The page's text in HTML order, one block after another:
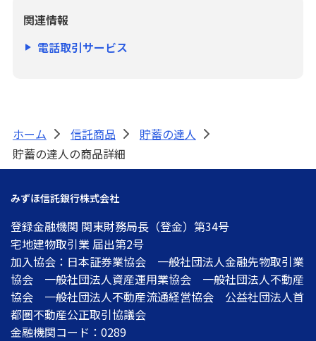
関連情報
電話取引サービス
ホーム > 信託商品 > 貯蓄の達人
>
貯蓄の達人の商品詳細
みずほ信託銀行株式会社
登録金融機関 関東財務局長（登金）第34号
宅地建物取引業 届出第2号
加入協会：日本証券業協会 一般社団法人金融先物取引業
協会 一般社団法人資産運用業協会 一般社団法人不動産
協会 一般社団法人不動産流通経営協会 公益社団法人首
都圏不動産公正取引協議会
金融機関コード：0289